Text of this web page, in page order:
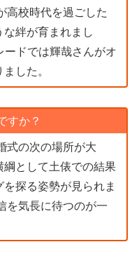
高校時代を過ごした
絆が育まれまし
ードでは輝哉さんがオ
した。
すか？
式の次の場所が大
として土俵での結果
探る姿勢が見られま
を気長に待つのが一